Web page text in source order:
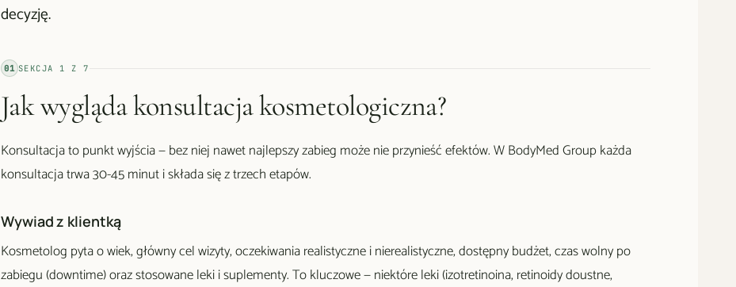
decyzję.
01 SEKCJA 1 Z7
Jak wygląda konsultacja kosmetologiczna?
Konsultacja to punkt wyjścia — bez niej nawet najlepszy zabieg może nie przynieść efektów. W BodyMed Group każda
konsultacja trwa 30-45 minut i składa się z trzech etapów.
Wywiad z klientką
Kosmetolog pyta o wiek, główny cel wizyty, oczekiwania realistyczne i nierealistyczne, dostępny budżet, czas wolny po
zabiegu (downtime) oraz stosowane leki i suplementy. To kluczowe — niektóre leki (izotretinoina, retinoidy doustne,